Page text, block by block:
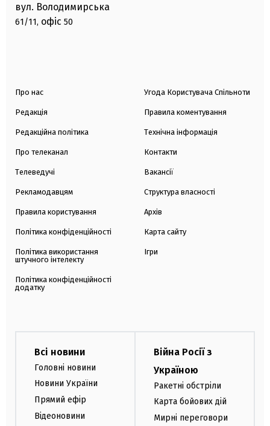
вул. Володимирська
61/11, офіс 50
Про нас
Редакція
Редакційна політика
Про телеканал
Телеведучі
Рекламодавцям
Правила користування
Політика конфіденційності
Політика використання
штучного інтелекту
Політика конфіденційності
додатку
Угода Користувача Спільноти
Правила коментування
Технічна інформація
Контакти
Вакансії
Структура власності
Архів
Карта сайту
Ігри
Всі новини
Головні новини
Новини України
Прямий ефір
Відеоновини
Війна Росії з
Україною
Ракетні обстріли
Карта бойових дій
Мирні переговори